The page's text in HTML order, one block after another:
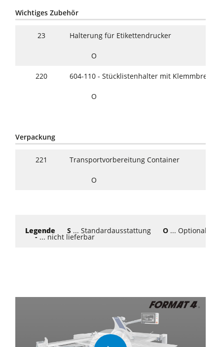
Wichtiges Zubehör
23 Halterung für Etikettendrucker
O
220 604-110 - Stücklistenhalter mit Klemmbrett
O
Verpackung
221 Transportvorbereitung Container
O
Legende S ... Standardausstattung O ... Optional
- ... nicht lieferbar